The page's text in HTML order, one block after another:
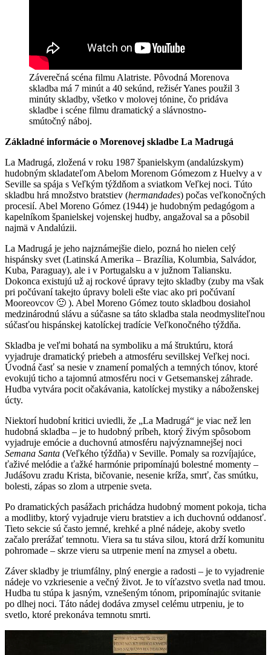
Záverečná scéna filmu Alatriste. Pôvodná Morenova
skladba má 7 minút a 40 sekúnd, režisér Yanes použil 3
minúty skladby, všetko v molovej tónine, čo pridáva
skladbe i scéne filmu dramatický a slávnostno-
smútočný náboj.
Základné informácie o Morenovej skladbe La Madrugá
La Madrugá, zložená v roku 1987 španielskym (andalúzskym)
hudobným skladateľom Abelom Morenom Gómezom z Huelvy a v
Seville sa spája s Veľkým týždňom a sviatkom Veľkej noci. Túto
skladbu hrá množstvo bratstiev (hermandades) počas veľkonočných
procesií. Abel Moreno Gómez (1944) je hudobným pedagógom a
kapelníkom španielskej vojenskej hudby, angažoval sa a pôsobil
najmä v Andalúzii.
La Madrugá je jeho najznámejšie dielo, pozná ho nielen celý
hispánsky svet (Latinská Amerika – Brazília, Kolumbia, Salvádor,
Kuba, Paraguay), ale i v Portugalsku a v južnom Taliansku.
Dokonca existujú už aj rockové úpravy tejto skladby (zuby ma však
pri počúvaní takejto úpravy boleli ešte viac ako pri počúvaní
Mooreovcov 🙂 ). Abel Moreno Gómez touto skladbou dosiahol
medzinárodnú slávu a súčasne sa táto skladba stala neodmysliteľnou
súčasťou hispánskej katolíckej tradície Veľkonočného týždňa.
Skladba je veľmi bohatá na symboliku a má štruktúru, ktorá
vyjadruje dramatický priebeh a atmosféru sevillskej Veľkej noci.
Úvodná časť sa nesie v znamení pomalých a temných tónov, ktoré
evokujú ticho a tajomnú atmosféru noci v Getsemanskej záhrade.
Hudba vytvára pocit očakávania, katolíckej mystiky a náboženskej
úcty.
Niektorí hudobní kritici uviedli, že „La Madrugá“ je viac než len
hudobná skladba – je to hudobný príbeh, ktorý živým spôsobom
vyjadruje emócie a duchovnú atmosféru najvýznamnejšej noci
Semana Santa (Veľkého týždňa) v Seville. Pomaly sa rozvíjajúce,
ťaživé melódie a ťažké harmónie pripomínajú bolestné momenty –
Judášovu zradu Krista, bičovanie, nesenie kríža, smrť, čas smútku,
bolesti, zápas so zlom a utrpenie sveta.
Po dramatických pasážach prichádza hudobný moment pokoja, ticha
a modlitby, ktorý vyjadruje vieru bratstiev a ich duchovnú oddanosť.
Tieto sekcie sú často jemné, krehké a plné nádeje, akoby svetlo
začalo prerážať temnotu. Viera sa tu stáva silou, ktorá drží komunitu
pohromade – skrze vieru sa utrpenie mení na zmysel a obetu.
Záver skladby je triumfálny, plný energie a radosti – je to vyjadrenie
nádeje vo vzkriesenie a večný život. Je to víťazstvo svetla nad tmou.
Hudba tu stúpa k jasným, vznešeným tónom, pripomínajúc svitanie
po dlhej noci. Táto nádej dodáva zmysel celému utrpeniu, je to
svetlo, ktoré prekonáva temnotu smrti.